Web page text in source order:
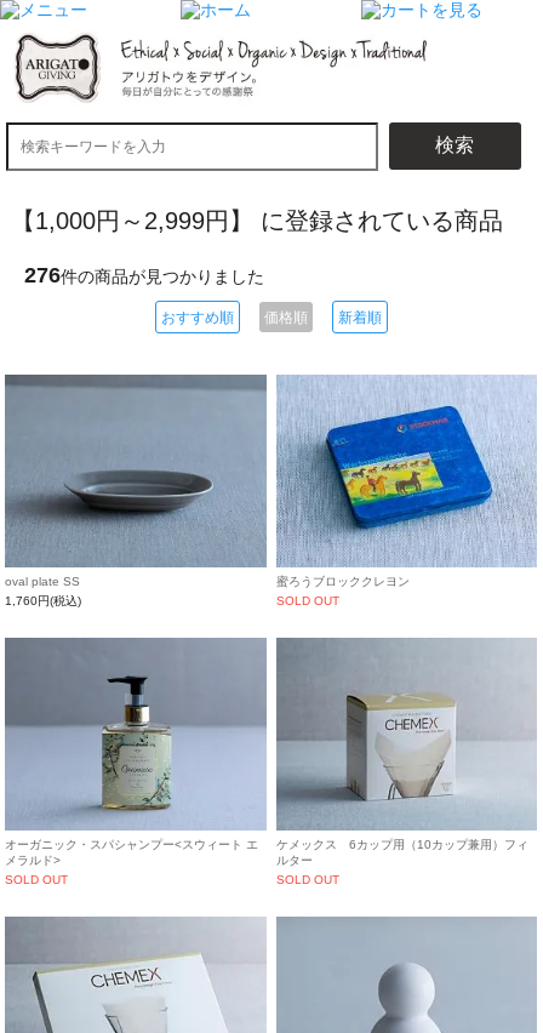
検索
【1,000円～2,999円】 に登録されている商品
276件の商品が見つかりました
おすすめ順 価格順 新着順
oval plate SS
1,760円(税込)
蜜ろうブロッククレヨン
SOLD OUT
オーガニック・スパシャンプー<スウィート エ
メラルド>
SOLD OUT
ケメックス 6カップ用（10カップ兼用）フィ
ルター
SOLD OUT